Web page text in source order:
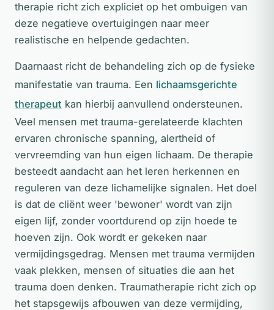
therapie richt zich expliciet op het ombuigen van
deze negatieve overtuigingen naar meer
realistische en helpende gedachten.
Daarnaast richt de behandeling zich op de fysieke
manifestatie van trauma. Een lichaamsgerichte
therapeut kan hierbij aanvullend ondersteunen.
Veel mensen met trauma-gerelateerde klachten
ervaren chronische spanning, alertheid of
vervreemding van hun eigen lichaam. De therapie
besteedt aandacht aan het leren herkennen en
reguleren van deze lichamelijke signalen. Het doel
is dat de cliënt weer 'bewoner' wordt van zijn
eigen lijf, zonder voortdurend op zijn hoede te
hoeven zijn. Ook wordt er gekeken naar
vermijdingsgedrag. Mensen met trauma vermijden
vaak plekken, mensen of situaties die aan het
trauma doen denken. Traumatherapie richt zich op
het stapsgewijs afbouwen van deze vermijding,